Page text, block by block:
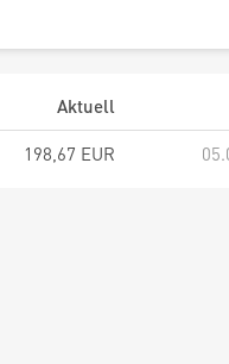
Aktuell
198,67 EUR